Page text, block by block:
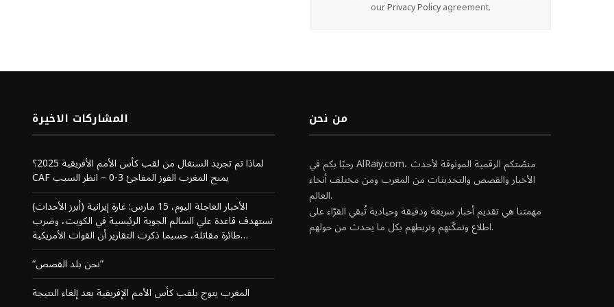
ourPrivacy Policyagreement.
المشاركات الاخيرة
لماذا تم تجريد السنغال من لقب كأس الأمم الأفريقية 2025؟
CAF يمنح المغرب الفوز المفاجئ 3-0 – انظر السبب
(أبرز الأحداث) الأخبار العاجلة اليوم، 15 مارس: غارة إيرانية
تستهدف قاعدة علي السالم الجوية الرئيسية في الكويت، وضرب
طائرة مقاتلة، حسبما ذكرت التقارير أن القوات الأمريكية…
“نحن بلد القصص”
المغرب يتوج بلقب كأس الأمم الإفريقية بعد إلغاء النتيجة
من نحن
رحبًا بكم في AlRaiy.com، منصّتكم الرقمية الموثوقة لأحدث
الأخبار والقصص والتحديثات من المغرب ومن مختلف أنحاء
العالم.
مهمتنا هي تقديم أخبار سريعة ودقيقة وحيادية تُبقي القرّاء على
اطلاع وتمكّنهم وتربطهم بكل ما يحدث من حولهم.